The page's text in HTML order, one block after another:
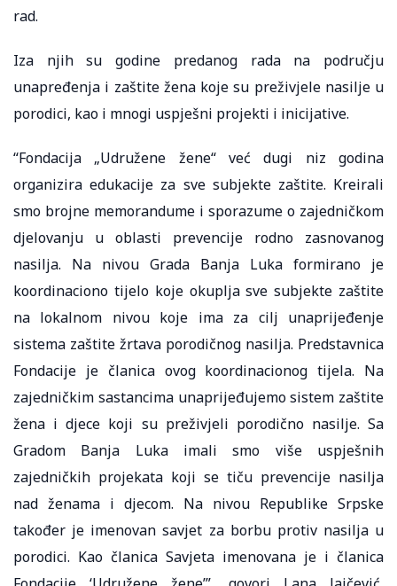
rad.
Iza njih su godine predanog rada na području
unapređenja i zaštite žena koje su preživjele nasilje u
porodici, kao i mnogi uspješni projekti i inicijative.
“Fondacija „Udružene žene“ već dugi niz godina
organizira edukacije za sve subjekte zaštite. Kreirali
smo brojne memorandume i sporazume o zajedničkom
djelovanju u oblasti prevencije rodno zasnovanog
nasilja. Na nivou Grada Banja Luka formirano je
koordinaciono tijelo koje okuplja sve subjekte zaštite
na lokalnom nivou koje ima za cilj unaprijeđenje
sistema zaštite žrtava porodičnog nasilja. Predstavnica
Fondacije je članica ovog koordinacionog tijela. Na
zajedničkim sastancima unaprijeđujemo sistem zaštite
žena i djece koji su preživjeli porodično nasilje. Sa
Gradom Banja Luka imali smo više uspješnih
zajedničkih projekata koji se tiču prevencije nasilja
nad ženama i djecom. Na nivou Republike Srpske
također je imenovan savjet za borbu protiv nasilja u
porodici. Kao članica Savjeta imenovana je i članica